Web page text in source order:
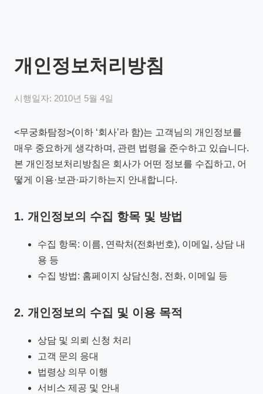
개인정보처리방침
시행일자: 2010년 5월 4일
<무궁화탐정>(이하 ‘회사’라 함)는 고객님의 개인정보를
매우 중요하게 생각하며, 관련 법령을 준수하고 있습니다.
본 개인정보처리방침은 회사가 어떤 정보를 수집하고, 어
떻게 이용·보관·파기하는지 안내합니다.
1. 개인정보의 수집 항목 및 방법
수집 항목: 이름, 연락처(전화번호), 이메일, 상담 내
용 등
수집 방법: 홈페이지 상담신청, 전화, 이메일 등
2. 개인정보의 수집 및 이용 목적
상담 및 의뢰 신청 처리
고객 문의 응대
법령상 의무 이행
서비스 제공 및 안내